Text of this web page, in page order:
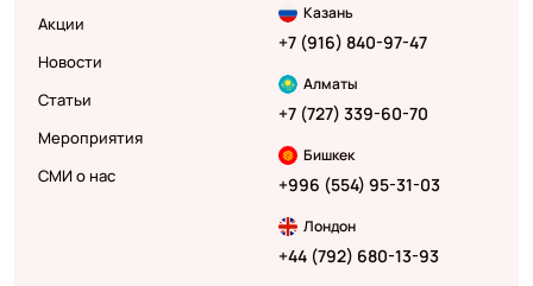
Акции
Новости
Статьи
Мероприятия
СМИ о нас
Казань
+7 (916) 840-97-47
Алматы
+7 (727) 339-60-70
Бишкек
+996 (554) 95-31-03
Лондон
+44 (792) 680-13-93